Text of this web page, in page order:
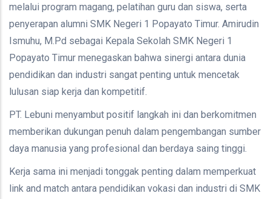
melalui program magang, pelatihan guru dan siswa, serta
penyerapan alumni SMK Negeri 1 Popayato Timur. Amirudin
Ismuhu, M.Pd sebagai Kepala Sekolah SMK Negeri 1
Popayato Timur menegaskan bahwa sinergi antara dunia
pendidikan dan industri sangat penting untuk mencetak
lulusan siap kerja dan kompetitif.
PT. Lebuni menyambut positif langkah ini dan berkomitmen
memberikan dukungan penuh dalam pengembangan sumber
daya manusia yang profesional dan berdaya saing tinggi.
Kerja sama ini menjadi tonggak penting dalam memperkuat
link and match antara pendidikan vokasi dan industri di SMK